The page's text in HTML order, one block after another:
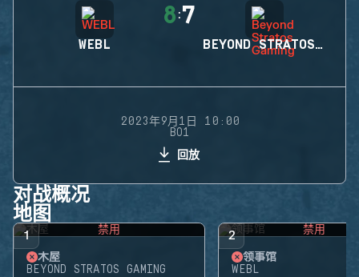
WEBL
8 :7
BEYOND STRATOS GAMING
2023年9月1日 10:00
BO1
回放
对战概况
地图
1 禁用
木屋
BEYOND STRATOS GAMING
2 禁用
领事馆
WEBL